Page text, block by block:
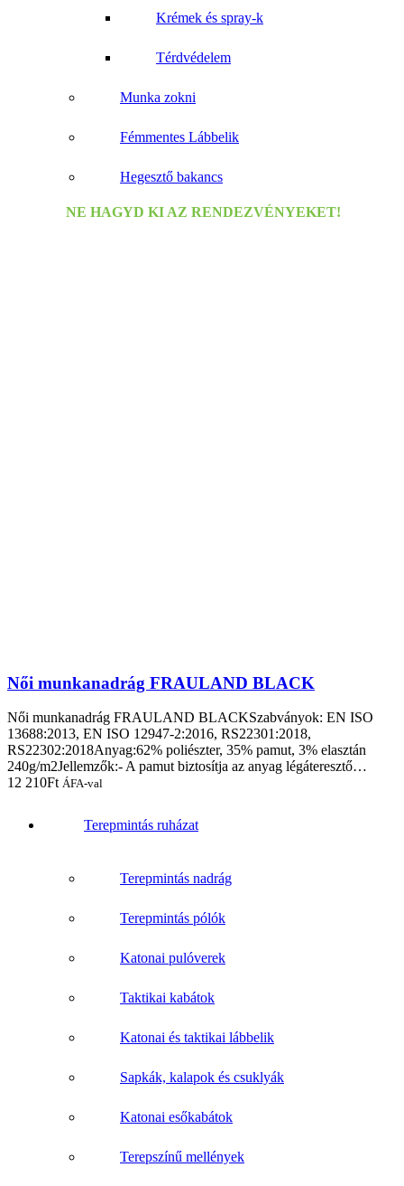
Krémek és spray-k
Térdvédelem
Munka zokni
Fémmentes Lábbelik
Hegesztő bakancs
NE HAGYD KI AZ RENDEZVÉNYEKET!
Terepmintás ruházat
Terepmintás nadrág
Terepmintás pólók
Katonai pulóverek
Taktikai kabátok
Katonai és taktikai lábbelik
Sapkák, kalapok és csuklyák
Katonai esőkabátok
Terepszínű mellények
Női munkanadrág FRAULAND BLACK
Női munkanadrág FRAULAND BLACKSzabványok: EN ISO
13688:2013, EN ISO 12947-2:2016, RS22301:2018,
RS22302:2018Anyag:62% poliészter, 35% pamut, 3% elasztán
240g/m2Jellemzők:- A pamut biztosítja az anyag légáteresztő…
12 210Ft ÁFA-val